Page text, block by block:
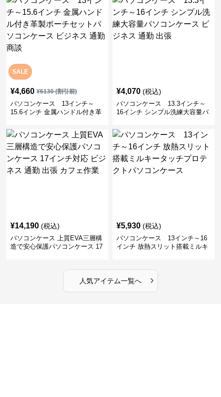
SALE
¥4,660 ¥6130(割引前)
パソコンケース 13インチ～
15.6インチ 金属ハンドル付き革
ビジネス 通勤 商談
¥4,070 (税込)
パソコンケース 13.3インチ～
16インチ シンプル洗練大容量パ
張
¥14,190 (税込)
パソコンケース 上質EVA三層構
造で安心保護パソコンケース 17
¥5,930 (税込)
パソコンケース 13インチ～16
インチ 放熱スリット搭載ミルキ
人気アイテム一覧へ ›